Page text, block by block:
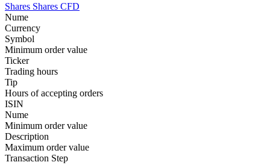
Shares Shares CFD
Nume
Currency
Symbol
Minimum order value
Ticker
Trading hours
Tip
Hours of accepting orders
ISIN
Nume
Minimum order value
Description
Maximum order value
Transaction Step